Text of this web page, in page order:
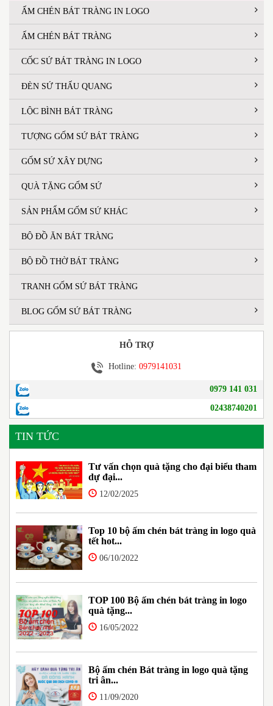
ẤM CHÉN BÁT TRÀNG IN LOGO
ẤM CHÉN BÁT TRÀNG
CỐC SỨ BÁT TRÀNG IN LOGO
ĐÈN SỨ THẤU QUANG
LỘC BÌNH BÁT TRÀNG
TƯỢNG GỐM SỨ BÁT TRÀNG
GỐM SỨ XÂY DỰNG
QUÀ TẶNG GỐM SỨ
SẢN PHẨM GỐM SỨ KHÁC
BỘ ĐỒ ĂN BÁT TRÀNG
BỘ ĐỒ THỜ BÁT TRÀNG
TRANH GỐM SỨ BÁT TRÀNG
BLOG GỐM SỨ BÁT TRÀNG
HỖ TRỢ
Hotline: 0979141031
0979 141 031
02438740201
TIN TỨC
Tư vấn chọn quà tặng cho đại biểu tham
dự đại...
12/02/2025
Top 10 bộ ấm chén bát tràng in logo quà
tết hot...
06/10/2022
TOP 100 Bộ ấm chén bát tràng in logo
quà tặng...
16/05/2022
Bộ ấm chén Bát tràng in logo quà tặng
tri ân...
11/09/2020